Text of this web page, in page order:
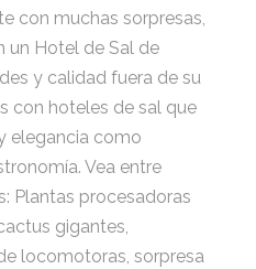
con muchas sorpresas,
un Hotel de Sal de
y calidad fuera de su
con hoteles de sal que
elegancia como
Vea entre
Plantas procesadoras
gigantes,
locomotoras, sorpresa